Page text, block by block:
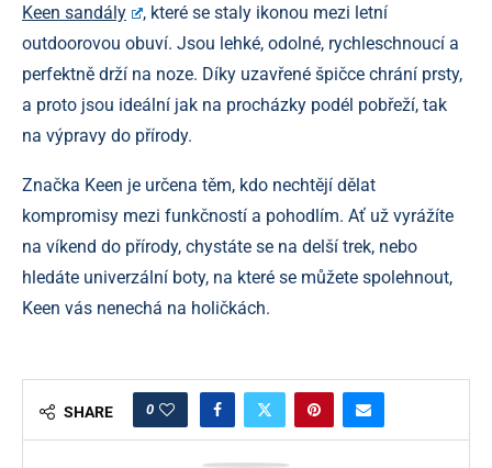
Keen sandály
, které se staly ikonou mezi letní
outdoorovou obuví. Jsou lehké, odolné, rychleschnoucí a
perfektně drží na noze. Díky uzavřené špičce chrání prsty,
a proto jsou ideální jak na procházky podél pobřeží, tak
na výpravy do přírody.
Značka Keen je určena těm, kdo nechtějí dělat
kompromisy mezi funkčností a pohodlím. Ať už vyrážíte
na víkend do přírody, chystáte se na delší trek, nebo
hledáte univerzální boty, na které se můžete spolehnout,
Keen vás nenechá na holičkách.
SHARE 0